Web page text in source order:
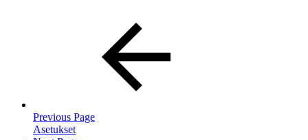
Previous Page
Asetukset